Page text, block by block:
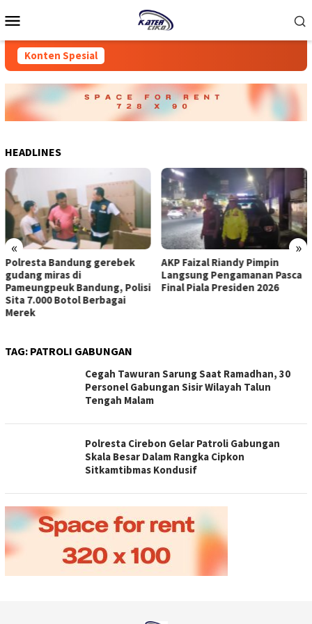
ke
Mobile
Konten Spesial
HEADLINES
« »
Polresta Bandung gerebek
gudang miras di
Pameungpeuk Bandung, Polisi
Sita 7.000 Botol Berbagai
Merek
AKP Faizal Riandy Pimpin
Langsung Pengamanan Pasca
Final Piala Presiden 2026
TAG: PATROLI GABUNGAN
Cegah Tawuran Sarung Saat Ramadhan, 30
Personel Gabungan Sisir Wilayah Talun
Tengah Malam
Polresta Cirebon Gelar Patroli Gabungan
Skala Besar Dalam Rangka Cipkon
Sitkamtibmas Kondusif